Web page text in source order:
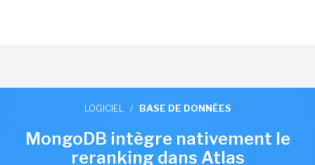
LOGICIEL / BASE DE DONNÉES
MongoDB intègre nativement le
reranking dans Atlas